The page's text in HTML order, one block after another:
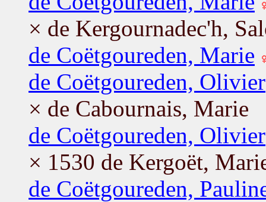
× de Kergournadec'h,
de Coëtgoureden, Marie
de Coëtgoureden, Olivier
× de Cabournais, Marie
de Coëtgoureden, Olivier
× 1530 de Kergoët,
de Coëtgoureden,